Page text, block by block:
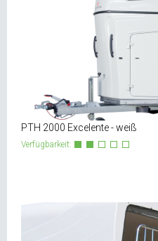
PTH 2000 Excelente - weiß
Verfügbarkeit: